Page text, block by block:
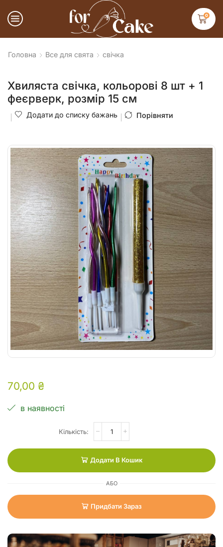
0
Головна Все для свята свічка
Хвиляста свічка, кольорові 8 шт + 1
феєрверк, розмір 15 см
Додати до списку бажань Порівняти
70,00 ₴
в наявності
Додати В Кошик
АБО
Придбати Зараз